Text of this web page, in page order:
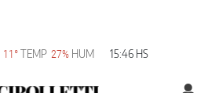
11°TEMP 27% HUM 15:46 HS